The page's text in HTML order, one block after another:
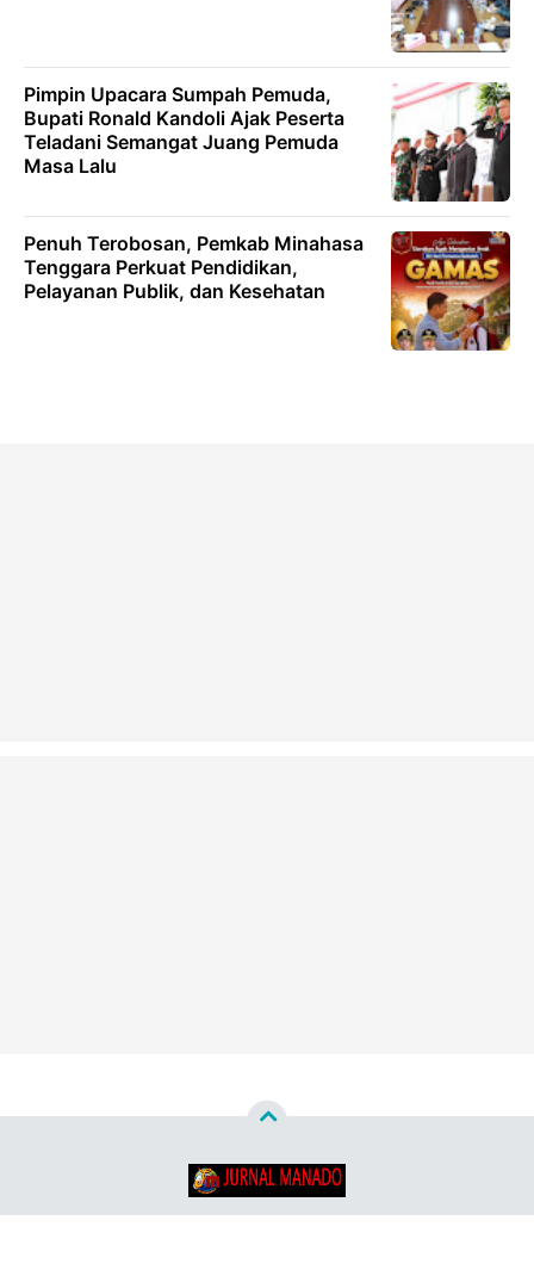
Pimpin Upacara Sumpah Pemuda,
Bupati Ronald Kandoli Ajak Peserta
Teladani Semangat Juang Pemuda
Masa Lalu
Penuh Terobosan, Pemkab Minahasa
Tenggara Perkuat Pendidikan,
Pelayanan Publik, dan Kesehatan
Copyright ©2026Jurnal Manado - Santun & Terpercaya™